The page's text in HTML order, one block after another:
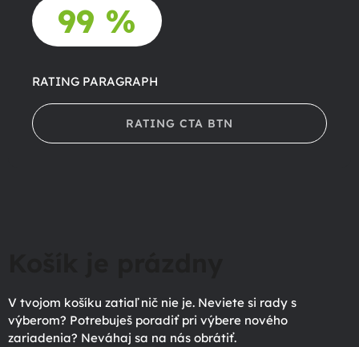
99 %
RATING PARAGRAPH
RATING CTA BTN
V tvojom košíku zatiaľ nič nie je. Neviete si rady s
výberom? Potrebuješ poradiť pri výbere nového
zariadenia? Neváhaj sa na nás obrátiť.